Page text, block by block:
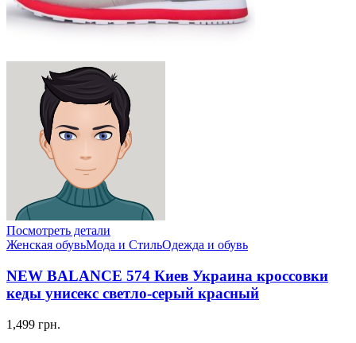
Посмотреть детали
Женская обувьМода и СтильОдежда и обувь
NEW BALANCE 574 Киев Украина кроссовки
кеды унисекс светло-серый красный
1,499 грн.